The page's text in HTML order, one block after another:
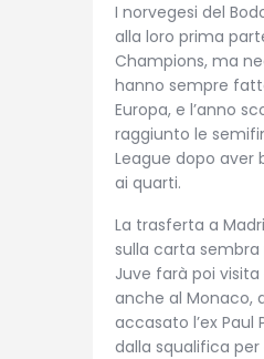
I norvegesi del
alla loro prima
Champions, ma
hanno sempre
Europa, e l’anno
raggiunto le
League dopo aver
ai quarti.
La trasferta a
sulla carta sembra
Juve farà poi
anche al Monaco,
accasato l’ex Paul
dalla squalifica per